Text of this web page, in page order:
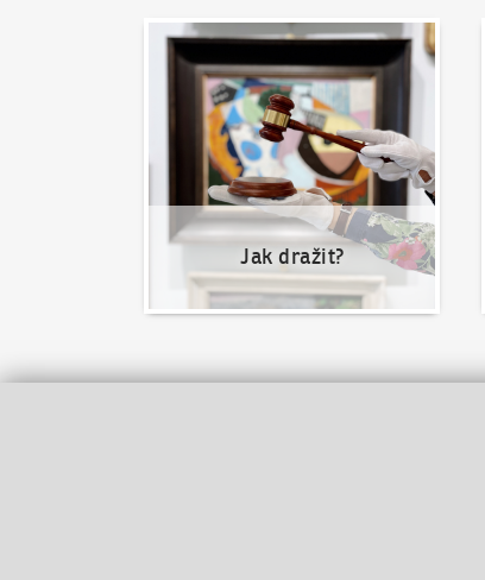
Jak dražit?
Jak dražit?